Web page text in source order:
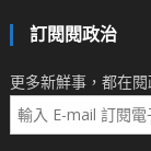
訂閱閱政治
更多新鮮事，都在